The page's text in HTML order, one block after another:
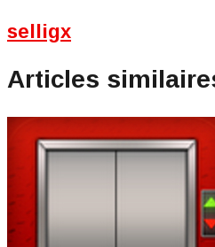
selligx
Articles